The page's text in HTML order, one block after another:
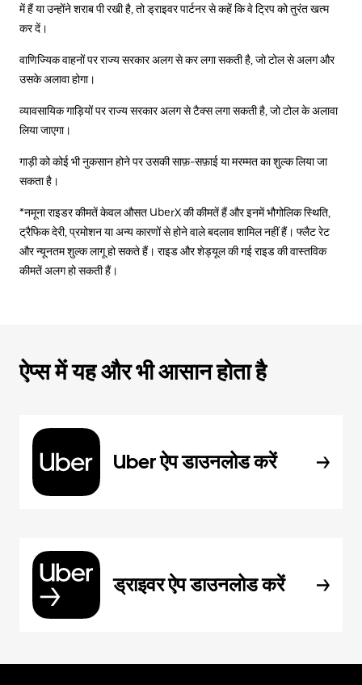
में हैं या उन्होंने शराब पी रखी है, तो ड्राइवर पार्टनर से कहें कि वे ट्रिप को तुरंत खत्म
कर दें।
वाणिज्यिक वाहनों पर राज्य सरकार अलग से कर लगा सकती है, जो टोल से अलग और
उसके अलावा होगा।
व्यावसायिक गाड़ियों पर राज्य सरकार अलग से टैक्स लगा सकती है, जो टोल के अलावा
लिया जाएगा।
गाड़ी को कोई भी नुकसान होने पर उसकी साफ़-सफ़ाई या मरम्मत का शुल्क लिया जा
सकता है।
*नमूना राइडर कीमतें केवल औसत UberX की कीमतें हैं और इनमें भौगोलिक स्थिति,
ट्रैफिक देरी, प्रमोशन या अन्य कारणों से होने वाले बदलाव शामिल नहीं हैं। फ्लैट रेट
और न्यूनतम शुल्क लागू हो सकते हैं। राइड और शेड्यूल की गई राइड की वास्तविक
कीमतें अलग हो सकती हैं।
ऐप्स में यह और भी आसान होता है
Uber ऐप डाउनलोड करें
ड्राइवर ऐप डाउनलोड करें